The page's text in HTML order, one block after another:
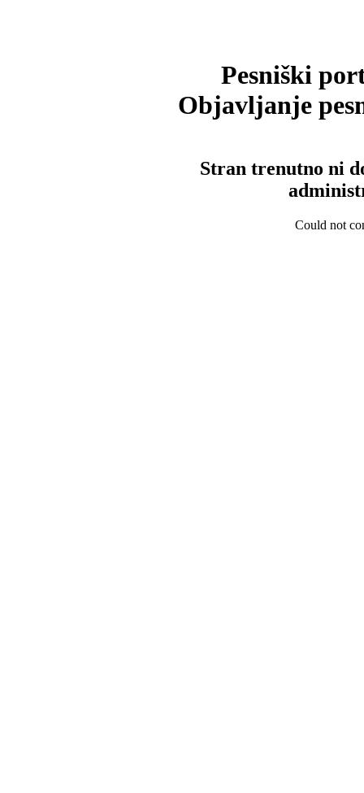
Pesniški
Objavljanje
Stran trenutno ni
Could not